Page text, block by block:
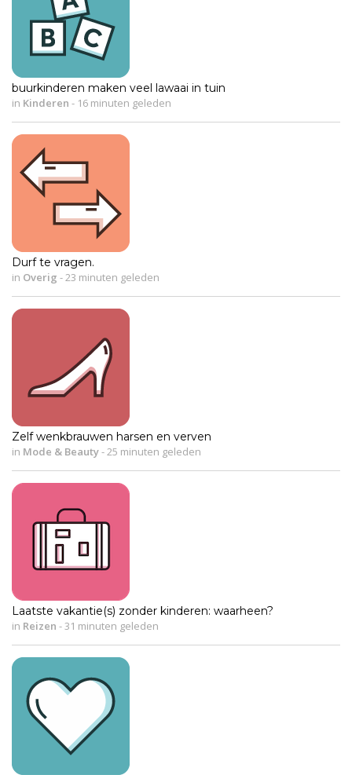
buurkinderen maken veel lawaai in tuin
in Kinderen - 16 minuten geleden
Durf te vragen.
in Overig - 23 minuten geleden
Zelf wenkbrauwen harsen en verven
in Mode & Beauty- 25 minuten geleden
Laatste vakantie(s) zonder kinderen: waarheen?
in Reizen - 31 minuten geleden